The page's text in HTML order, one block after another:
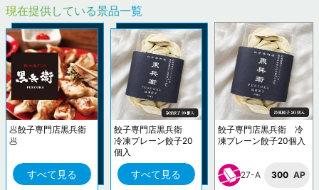
現在提供している景品一覧
🥟餃子専門店黒兵衛
🥟
すべて見る
餃子専門店黒兵衛
冷凍プレーン餃子20
個入
すべて見る
餃子専門店黒兵衛 冷
凍プレーン餃子20個入
27-A 300 AP